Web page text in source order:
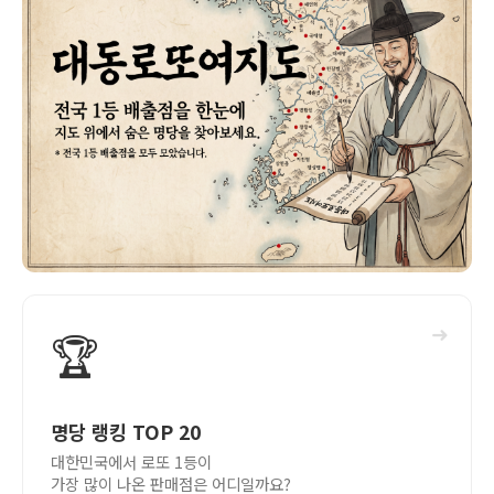
➜
🏆
명당 랭킹 TOP 20
대한민국에서 로또 1등이
가장 많이 나온 판매점은 어디일까요?